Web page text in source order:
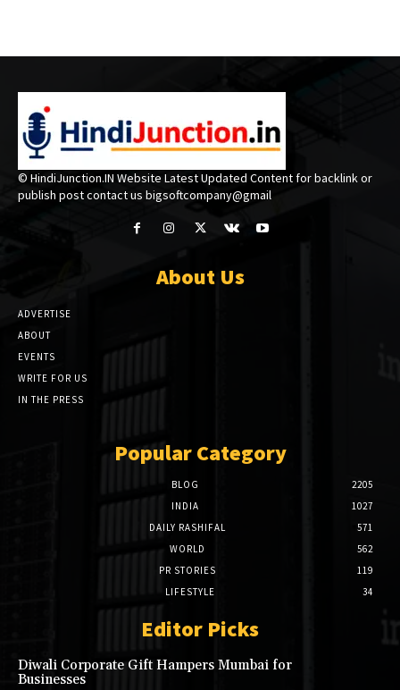
© HindiJunction.IN Website Latest Updated Content for backlink or
publish post contact us bigsoftcompany@gmail
About Us
ADVERTISE
ABOUT
EVENTS
WRITE FOR US
IN THE PRESS
Popular Category
BLOG
2205
INDIA
1027
DAILY RASHIFAL
571
WORLD
562
PR STORIES
119
LIFESTYLE
34
Editor Picks
Diwali Corporate Gift Hampers Mumbai for
Businesses